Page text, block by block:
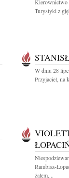
Kierownictwo
Turystyki z
W dniu 28
Przyjaciel, na
Rambisz-
żalem,...